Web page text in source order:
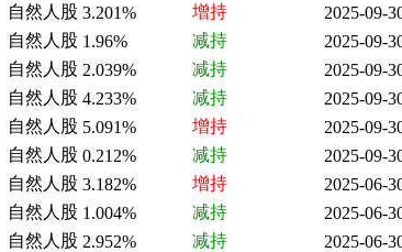
自然人股 3.201% 增持
2025-09-
自然人股 1.96% 减持
2025-09-
自然人股 2.039% 减持
2025-09-
自然人股 4.233% 减持
2025-09-
自然人股 5.091% 增持
2025-09-
自然人股 0.212% 减持
2025-09-
自然人股 3.182% 增持
2025-06-
自然人股 1.004% 减持
2025-06-
自然人股 2.952% 减持
2025-06-